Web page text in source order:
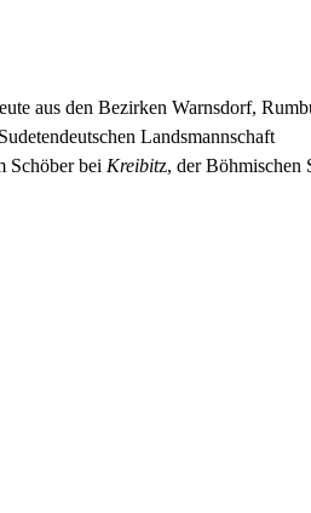
aus den Bezirken Warnsdorf,
Landsmannschaft
Schöber bei Kreibitz, der Böhmischen